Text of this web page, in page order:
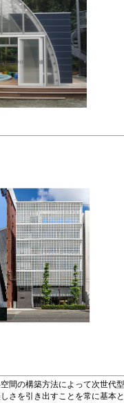
間の構築方法によって次世代
さを引き出すことを常に基本